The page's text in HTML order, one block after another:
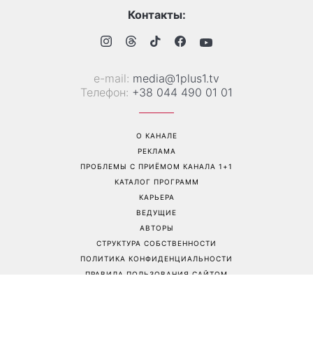
Контакты:
е-mail: media@1plus1.tv
Телефон: +38 044 490 01 01
О КАНАЛЕ
РЕКЛАМА
ПРОБЛЕМЫ С ПРИЁМОМ КАНАЛА 1+1
КАТАЛОГ ПРОГРАММ
КАРЬЕРА
ВЕДУЩИЕ
АВТОРЫ
СТРУКТУРА СОБСТВЕННОСТИ
ПОЛИТИКА КОНФИДЕНЦИАЛЬНОСТИ
ПРАВИЛА ПОЛЬЗОВАНИЯ САЙТОМ